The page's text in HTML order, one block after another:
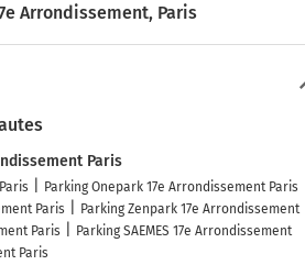
Arrondissement, Paris
Paris
Parking Onepark 17e Arrondissement Paris
Paris
Parking Zenpark 17e Arrondissement
Paris
Parking SAEMES 17e Arrondissement
Paris